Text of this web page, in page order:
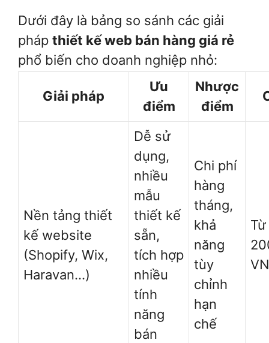
Dưới đây là bảng so sánh các giải
pháp thiết kế web bán hàng giá rẻ
phổ biến cho doanh nghiệp nhỏ:
Giải pháp
Ưu
điểm
Nhược
điểm
Nền tảng thiết
kế website
(Shopify, Wix,
Haravan…)
Dễ sử
dụng,
nhiều
mẫu
thiết kế
sẵn,
tích hợp
nhiều
tính
năng
bán
Chi phí
hàng
tháng,
khả
năng
tùy
chỉnh
hạn
chế
Từ